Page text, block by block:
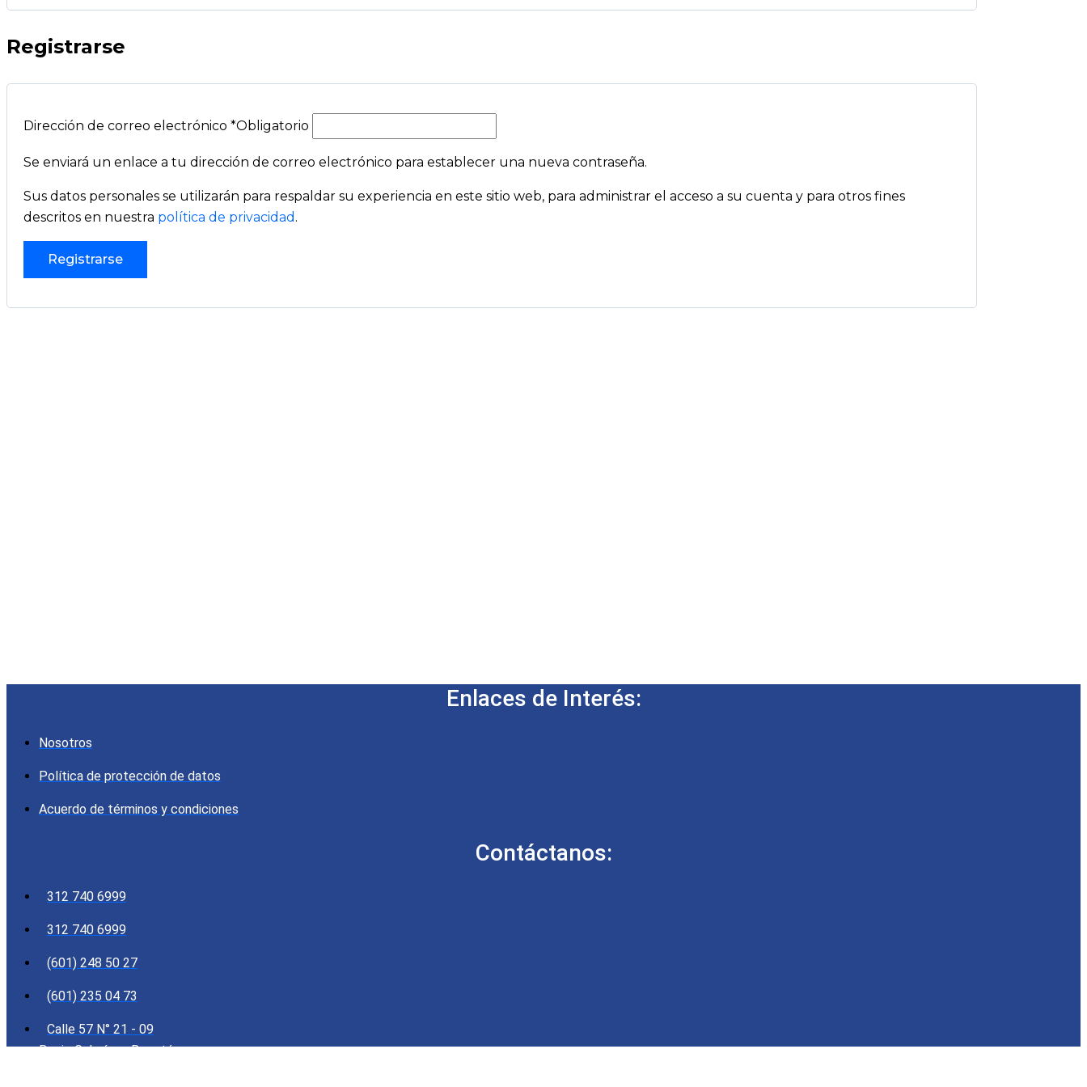
Registrarse
Dirección de correo electrónico *Obligatorio
Se enviará un enlace a tu dirección de correo electrónico para establecer una nueva contraseña.
Sus datos personales se utilizarán para respaldar su experiencia en este sitio web, para administrar el acceso a su cuenta y para otros fines
descritos en nuestra política de privacidad .
Registrarse
Enlaces de Interés:
Nosotros
Política de protección de datos
Acuerdo de términos y condiciones
Contáctanos:
312 740 6999
312 740 6999
(601) 248 50 27
(601) 235 04 73
Calle 57 N° 21 - 09
Barrio Galerías - Bogotá